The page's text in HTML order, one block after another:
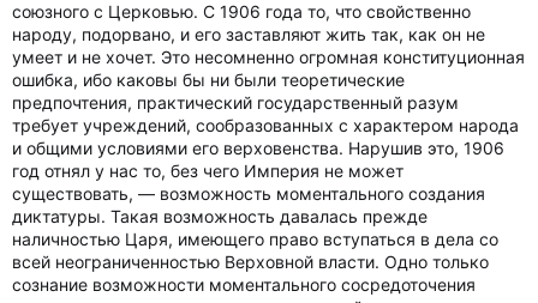
союзного с Церковью. С 1906 года то, что свойственно
народу, подорвано, и его заставляют жить так, как он не
умеет и не хочет. Это несомненно огромная конституционная
ошибка, ибо каковы бы ни были теоретические
предпочтения, практический государственный разум
требует учреждений, сообразованных с характером народа
и общими условиями его верховенства. Нарушив это, 1906
год отнял у нас то, без чего Империя не может
существовать, — возможность моментального создания
диктатуры. Такая возможность давалась прежде
наличностью Царя, имеющего право вступаться в дела со
всей неограниченностью Верховной власти. Одно только
сознание возможности моментального сосредоточения